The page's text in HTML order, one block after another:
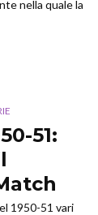
nella quale la
51:
1950-51 vari